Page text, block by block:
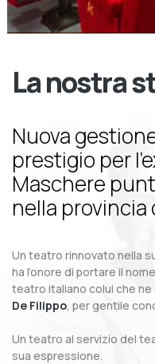
La nostra
Nuova
prestigio per
Maschere
nella provincia
Un teatro rinnovato nella
ha l’onore di portare il
teatro italiano colui che ne
De Filippo, per gentile
Un teatro al servizio del
sua espressione.